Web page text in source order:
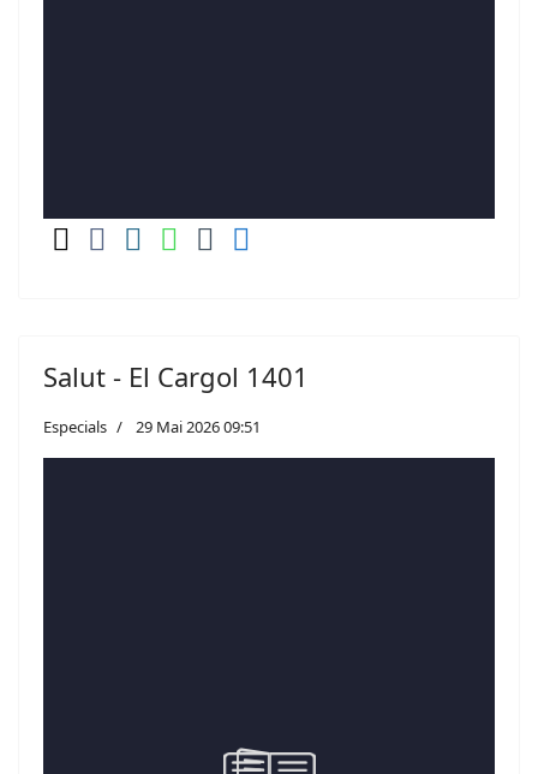
Salut - El Cargol 1401
Especials 29 Mai 2026 09:51